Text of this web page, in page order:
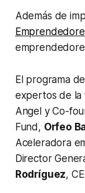
Además de
El programa
expertos de la
Angel y Co-
Fund, Orfeo
Aceleradora
Director
Rodríguez,